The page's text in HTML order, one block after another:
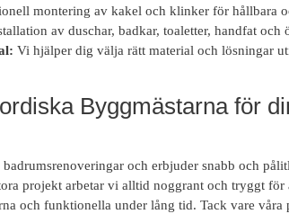
montering av kakel och klinker för hållbara
av duschar, badkar, toaletter, handfat och
Vi hjälper dig välja rätt material och lösningar
Byggmästarna för
och erbjuder snabb och
projekt arbetar vi alltid noggrant och tryggt för
och funktionella under lång tid. Tack vare våra